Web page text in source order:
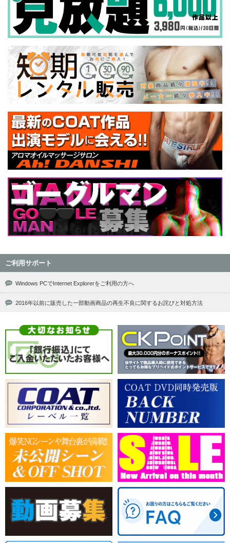
ご利用サポート
Windows PCでInternet Explorerをご利用の方へ
2016年以前に販売した一部動画商品の再生不良に関するお詫びと対処方法